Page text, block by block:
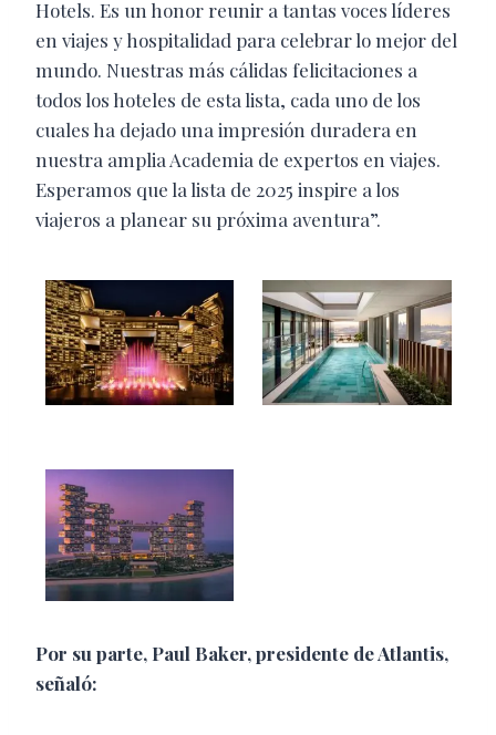
Hotels. Es un honor reunir a tantas voces líderes
en viajes y hospitalidad para celebrar lo mejor del
mundo. Nuestras más cálidas felicitaciones a
todos los hoteles de esta lista, cada uno de los
cuales ha dejado una impresión duradera en
nuestra amplia Academia de expertos en viajes.
Esperamos que la lista de 2025 inspire a los
viajeros a planear su próxima aventura”.
Por su parte, Paul Baker, presidente de Atlantis,
señaló: